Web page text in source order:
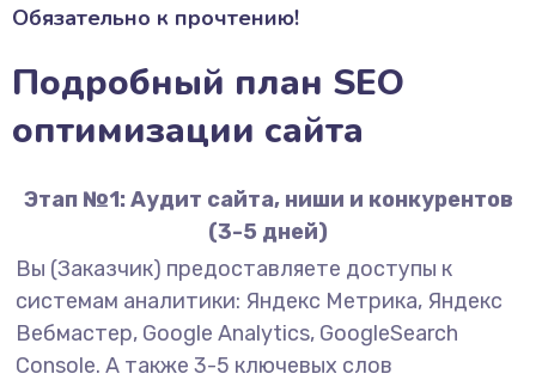
Обязательно к прочтению!
Подробный план SEO
оптимизации сайта
Этап №1: Аудит сайта, ниши и конкурентов
(3-5 дней)
Вы (Заказчик) предоставляете доступы к
системам аналитики: Яндекс Метрика, Яндекс
Вебмастер, Google Analytics, GoogleSearch
Console. А также 3-5 ключевых слов